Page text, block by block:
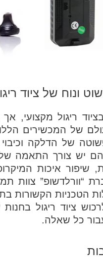
ונוח של ציוד
ריגול מקצועי,
של המכשירים
של הדלקה
יש צורך התאמה של
שיפור איכות
“וורלדשופ” צוות
הטכניות הקשורות
ציוד ריגול
כל שאלה.